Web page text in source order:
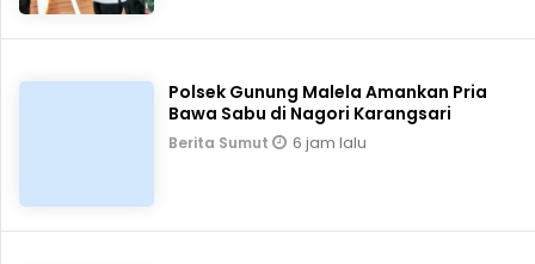
Polsek Gunung Malela Amankan Pria
Bawa Sabu di Nagori Karangsari
Berita Sumut 6 jam lalu